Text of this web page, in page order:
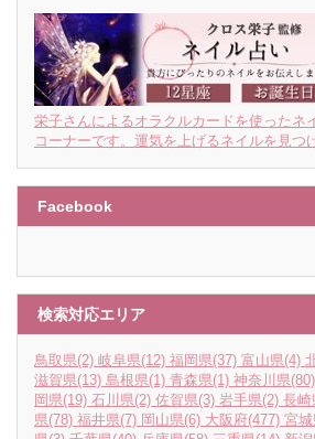
栄子さんによるオラクルカードを使ったネ
コーナーです。運気を上げるネイルを見つ
Facebook
検索対応エリア
鳥取県(2) 岐阜県(12) 福岡県(37) 富山県(4)
滋賀県(13) 島根県(1) 青森県(1) 神奈川県(80)
岡県(19) 石川県(2) 佐賀県(3) 岩手県(2) 長崎
県(78) 福井県(7) 岡山県(6) 大阪府(477) 宮